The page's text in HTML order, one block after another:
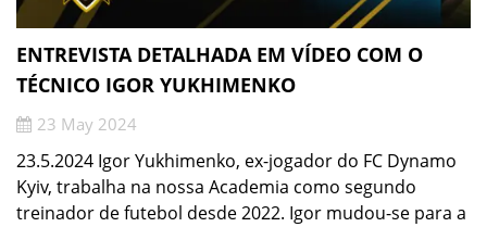
ENTREVISTA DETALHADA EM VÍDEO COM O
TÉCNICO IGOR YUKHIMENKO
23 May 2024
23.5.2024 Igor Yukhimenko, ex-jogador do FC Dynamo
Kyiv, trabalha na nossa Academia como segundo
treinador de futebol desde 2022. Igor mudou-se para a